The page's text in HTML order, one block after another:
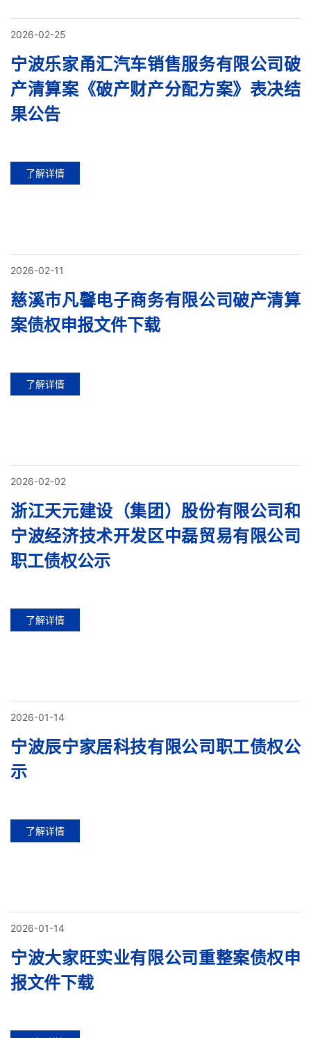
2026-02-25
宁波乐家甬汇汽车销售服务有限公司破
产清算案《破产财产分配方案》表决结
果公告
了解详情
2026-02-11
慈溪市凡馨电子商务有限公司破产清算
案债权申报文件下载
了解详情
2026-02-02
浙江天元建设（集团）股份有限公司和
宁波经济技术开发区中磊贸易有限公司
职工债权公示
了解详情
2026-01-14
宁波辰宁家居科技有限公司职工债权公
示
了解详情
2026-01-14
宁波大家旺实业有限公司重整案债权申
报文件下载